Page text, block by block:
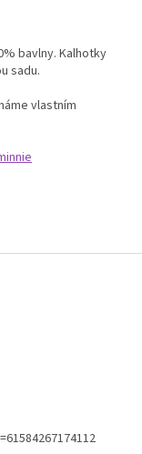
bavlny. Kalhotky
sadu.
vlastním